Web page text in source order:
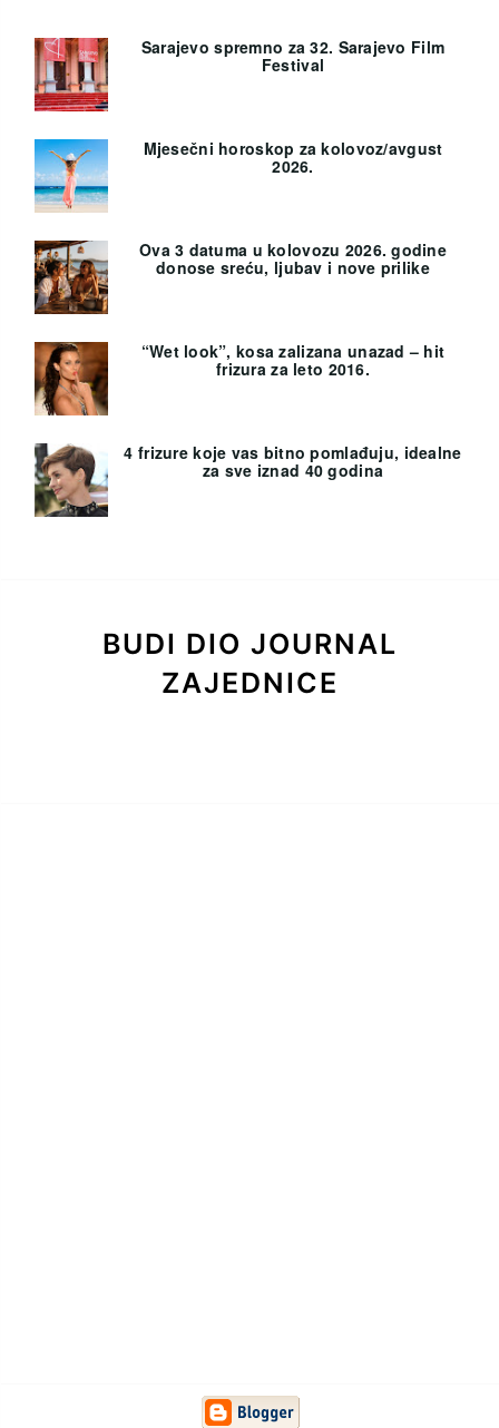
Sarajevo spremno za 32. Sarajevo Film
Festival
Mjesečni horoskop za kolovoz/avgust
2026.
Ova 3 datuma u kolovozu 2026. godine
donose sreću, ljubav i nove prilike
“Wet look”, kosa zalizana unazad – hit
frizura za leto 2016.
4 frizure koje vas bitno pomlađuju, idealne
za sve iznad 40 godina
BUDI DIO JOURNAL
ZAJEDNICE